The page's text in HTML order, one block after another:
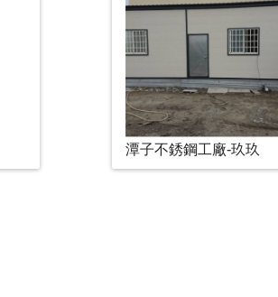
潭子不銹鋼工廠-玖玖